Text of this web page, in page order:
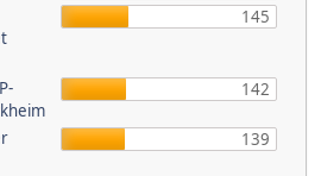
145
142
139